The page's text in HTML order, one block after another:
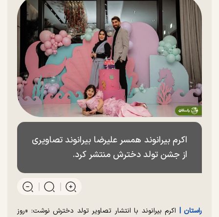
اکرم بیرانوند همسر علیرضا بیرانوند تصاویری
از جشن تولد دخترش منتشر کرد.
راستان |‌ اکرم بیرانوند با انتشار تصاویر تولد دخترش نوشت‌: «روز